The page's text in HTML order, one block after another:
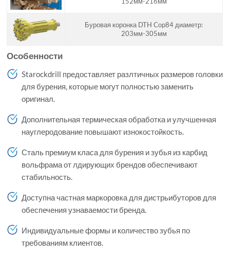
Буровая коронка DTH Cop84 диаметр:
203мм-305мм
Особенности
Starockdrill предоставляет разлтичных размеров головки
для бурения, которые могут полностью заменить
оригинал.
Дополнительная термическая обработка и улучшенная
науглеродование повышают изнокостойкость.
Сталь премиум класа для бурения и зубья из карбид
вольфрама от лдирующих брендов обеспечивают
стабильность.
Доступна частная маркоровка для дистрьибуторов для
обеспечения узнаваемости бренда.
Индивидуальные формы и количество зубья по
требованиям клиентов.